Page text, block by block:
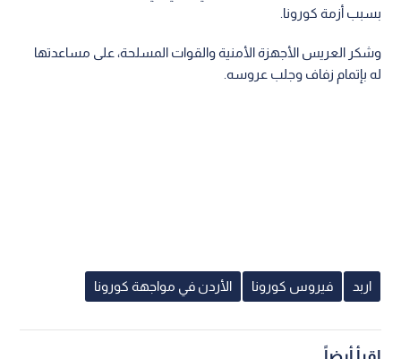
بسبب أزمة كورونا.
وشكر العريس الأجهزة الأمنية والقوات المسلحة، على مساعدتها
له بإتمام زفاف وجلب عروسه.
اربد فيروس كورونا الأردن في مواجهة كورونا